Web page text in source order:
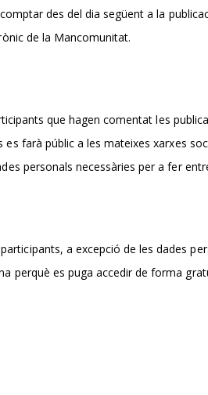
des del dia següent a la
de la Mancomunitat.
que hagen comentat les
farà públic a les mateixes xarxes
personals necessàries per a fer
a excepció de les dades
perquè es puga accedir de forma